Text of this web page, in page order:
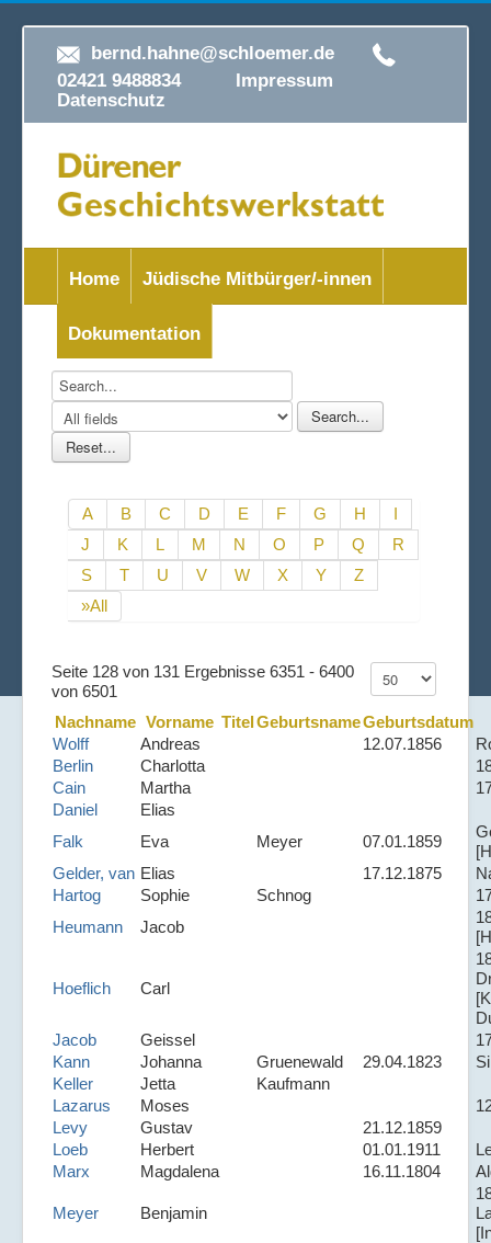
bernd.hahne@schloemer.de
02421 9488834 Impressum
Datenschutz
Home Jüdische Mitbürger/-innen
Dokumentation
A B C D E F G H
I
J
K L M N O P Q
R
S
T U V W X Y
Z
»All
Seite 128 von 131 Ergebnisse 6351 - 6400
von 6501
Nachname Vorname TitelGeburtsnameGeburtsdatum
Wolff
Andreas 12.07.1856
Berlin
Charlotta
Cain
Martha
Daniel
Elias
Falk
Eva Meyer 07.01.1859
Gelder, van Elias 17.12.1875
Hartog
Sophie Schnog
Heumann
Jacob
Hoeflich Carl
Jacob
Geissel
Kann
Johanna Gruenewald 29.04.1823
Keller
Jetta
Kaufmann
Lazarus
Moses
Levy
Gustav
21.12.1859
Loeb
Herbert 01.01.1911
Marx
Magdalena 16.11.1804
Meyer Benjamin